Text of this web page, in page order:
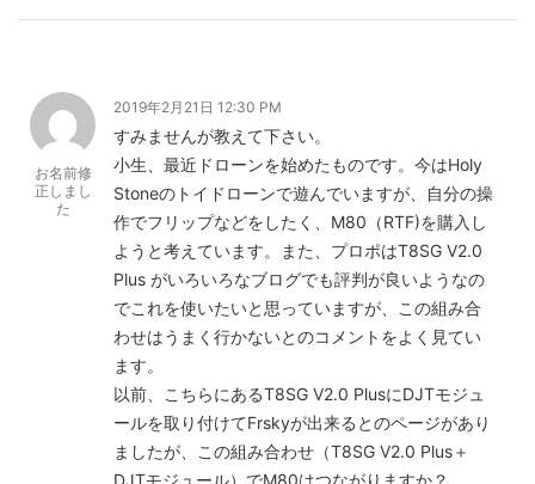
お名前修
正しまし
た
2019年2月21日 12:30 PM
すみませんが教えて下さい。
小生、最近ドローンを始めたものです。今はHoly
Stoneのトイドローンで遊んでいますが、自分の操
作でフリップなどをしたく、M80（RTF)を購入し
ようと考えています。また、プロポはT8SG V2.0
Plus がいろいろなブログでも評判が良いようなの
でこれを使いたいと思っていますが、この組み合
わせはうまく行かないとのコメントをよく見てい
ます。
以前、こちらにあるT8SG V2.0 PlusにDJTモジュ
ールを取り付けてFrskyが出来るとのページがあり
ましたが、この組み合わせ（T8SG V2.0 Plus＋
DJTモジュール）でM80はつながりますか？